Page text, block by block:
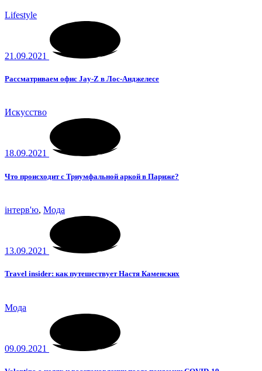
Lifestyle
21.09.2021
Рассматриваем офис Jay-Z в Лос-Анджелесе
Искусство
18.09.2021
Что происходит с Триумфальной аркой в Париже?
інтерв'ю, Мода
13.09.2021
Travel insider: как путешествует Настя Каменских
Мода
09.09.2021